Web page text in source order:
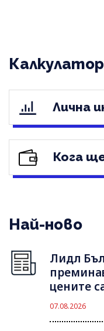
Лична
Кога
Най-ново
Лидл
цените
07.08.2026